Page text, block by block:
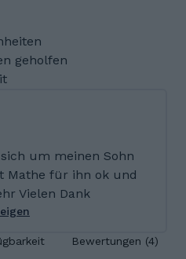
geholfen
um meinen Sohn
Mathe für ihn ok und
Vielen Dank
Bewertungen (4)